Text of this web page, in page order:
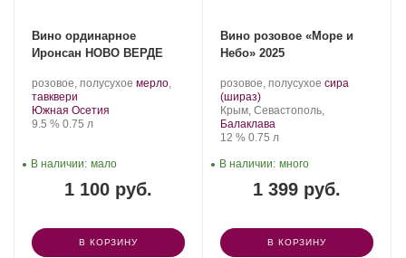
Вино ординарное
Иронсан НОВО ВЕРДЕ
Производитель:
Иронсан.
розовое, полусухое .мерло,
тавквери
Регион:
Южная Осетия
Крепость
9.5 %. Объем
0.75 л
1 100 руб.
В наличии: мало
В КОРЗИНУ
Вино розовое «Море и
Небо» 2025
Производитель:
Золотая
Балка.
розовое, полусухое .сира
(шираз).
Регион:
Крым, Севастополь,
Балаклава
Крепость
12 %. Объем
0.75 л
1 399 руб.
В наличии: много
В КОРЗИНУ